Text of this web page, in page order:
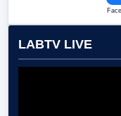
LABTV LIVE